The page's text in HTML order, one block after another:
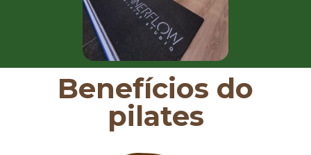
Benefícios do
pilates